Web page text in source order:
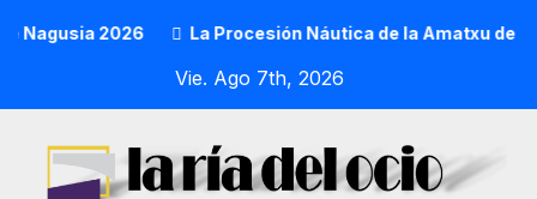
2026 La Procesión Náutica de la Amatxu de
Vie. Ago 7th, 2026